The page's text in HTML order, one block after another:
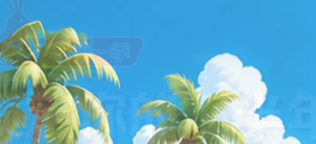
乐”周二幸运夜（特别季）答题抽奖活动
乐”周二幸运夜（特别季）抽奖活动规则
空公司名义进行欺诈的温馨提示
股份有限公司公告
白海豚”影响海南航空国际客票特殊票务处
白海豚”影响的相关航线客票特殊处置规则